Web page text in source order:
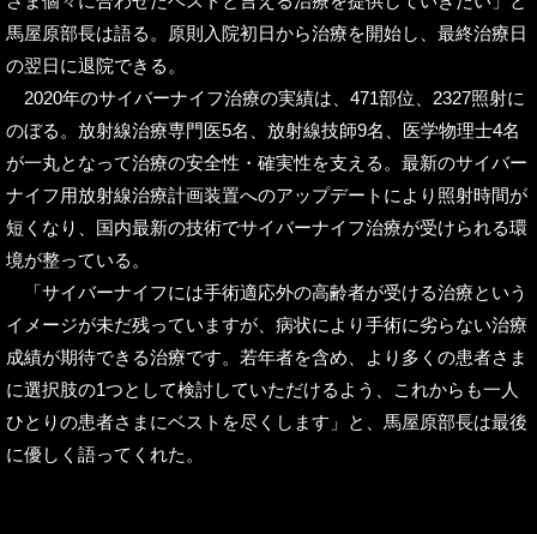
馬屋原部長は語る。原則入院初日から治療を開始し、最終治療日
の翌日に退院できる。
2020年のサイバーナイフ治療の実績は、471部位、2327照射に
のぼる。放射線治療専門医5名、放射線技師9名、医学物理士4名
が一丸となって治療の安全性・確実性を支える。最新のサイバー
ナイフ用放射線治療計画装置へのアップデートにより照射時間が
短くなり、国内最新の技術でサイバーナイフ治療が受けられる環
境が整っている。
「サイバーナイフには手術適応外の高齢者が受ける治療という
イメージが未だ残っていますが、病状により手術に劣らない治療
成績が期待できる治療です。若年者を含め、より多くの患者さま
に選択肢の1つとして検討していただけるよう、これからも一人
ひとりの患者さまにベストを尽くします」と、馬屋原部長は最後
に優しく語ってくれた。